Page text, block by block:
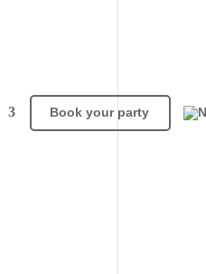
Book your party